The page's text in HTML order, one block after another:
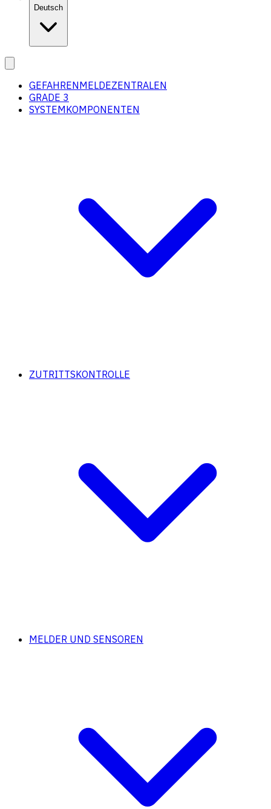
Deutsch
GEFAHRENMELDEZENTRALEN
GRADE 3
SYSTEMKOMPONENTEN
ZUTRITTSKONTROLLE
MELDER UND SENSOREN